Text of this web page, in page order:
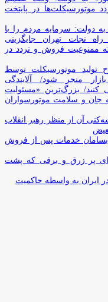
در پایتخت
دولت: سرمایه مردم را با
نجات تهران جایگزینی
ممنوعیت فروش و تردد در
تولید موتورسیکلت توسط
منجر شود/ آلایندگی
کنید/ بزرگ‌ترین «مسئولیت
جان و سلامت موتورسواران
آن از منظر رهبر انقلاب
خدمات پس از فروش
پر زرق‌ و برقی که پشت
ایران به واسطه حاکمیت